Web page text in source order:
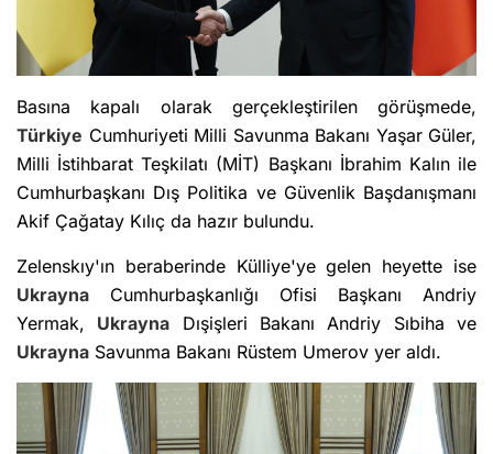
Basına kapalı olarak gerçekleştirilen görüşmede,
Türkiye Cumhuriyeti Milli Savunma Bakanı Yaşar Güler,
Milli İstihbarat Teşkilatı (MİT) Başkanı İbrahim Kalın ile
Cumhurbaşkanı Dış Politika ve Güvenlik Başdanışmanı
Akif Çağatay Kılıç da hazır bulundu.
Zelenskıy'ın beraberinde Külliye'ye gelen heyette ise
Ukrayna Cumhurbaşkanlığı Ofisi Başkanı Andriy
Yermak, Ukrayna Dışişleri Bakanı Andriy Sıbiha ve
Ukrayna Savunma Bakanı Rüstem Umerov yer aldı.